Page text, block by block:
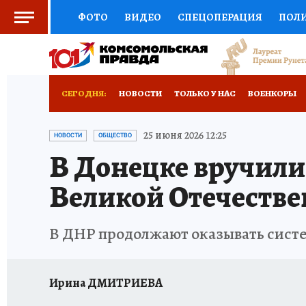
ФОТО ВИДЕО СПЕЦОПЕРАЦИЯ
СОЦПОДДЕРЖКА НАУКА СПОРТ
ГИД ПОТРЕБИТЕЛЯ ВСЕ О КП
СЕГОДНЯ: НОВОСТИ ТОЛЬКО У НАС ВОЕНКОРЫ
НОВОРОССИЯ АФИША
НОВОСТИ ОБЩЕСТВО 25 июня 2026 12:25
В Донецке
Великой
В ДНР продолжают оказывать
Ирина ДМИТРИЕВА